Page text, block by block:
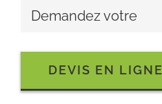
Demandez votre
DEVIS EN LIGNE